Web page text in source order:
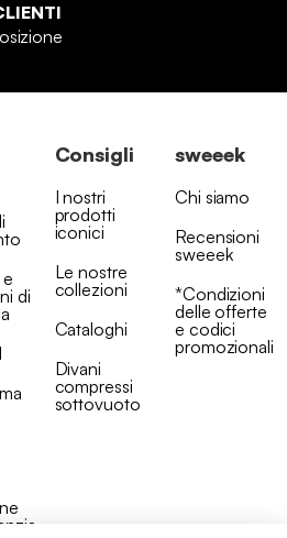
di
Consigli
I nostri
prodotti
iconici
Le nostre
collezioni
Cataloghi
Divani
compressi
sottovuoto
sweeek
Chi siamo
Recensioni
sweeek
*Condizioni
delle offerte
e codici
promozionali